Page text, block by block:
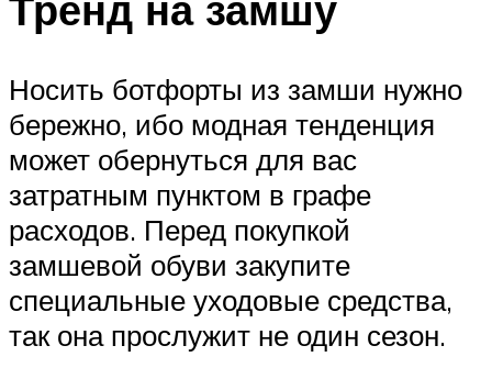
Носить ботфорты из замши нужно
бережно, ибо модная тенденция
может обернуться для вас
затратным пунктом в графе
расходов. Перед покупкой
замшевой обуви закупите
специальные уходовые средства,
так она прослужит не один сезон.